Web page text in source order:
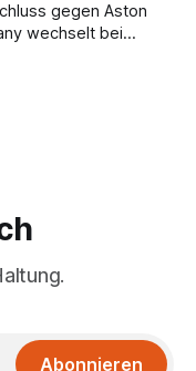
gegen Aston
wechselt bei
Abonnieren